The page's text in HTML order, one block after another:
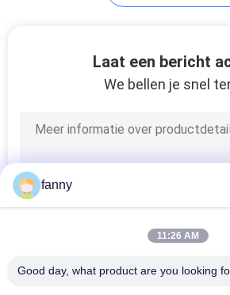
Luie
Moderne
Size Bed
Laat een bericht
We bellen je snel
fanny
11:26 AM
Good day, what product are you looking